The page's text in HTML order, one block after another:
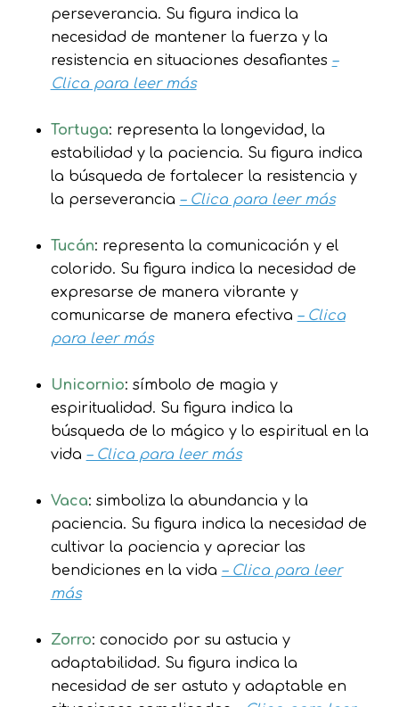
perseverancia. Su figura indica la
necesidad de mantener la fuerza y la
resistencia en situaciones desafiantes –
Clica para leer más
Tortuga: representa la longevidad, la
estabilidad y la paciencia. Su figura indica
la búsqueda de fortalecer la resistencia y
la perseverancia – Clica para leer más
Tucán: representa la comunicación y el
colorido. Su figura indica la necesidad de
expresarse de manera vibrante y
comunicarse de manera efectiva – Clica
para leer más
Unicornio: símbolo de magia y
espiritualidad. Su figura indica la
búsqueda de lo mágico y lo espiritual en la
vida – Clica para leer más
Vaca: simboliza la abundancia y la
paciencia. Su figura indica la necesidad de
cultivar la paciencia y apreciar las
bendiciones en la vida – Clica para leer
más
Zorro: conocido por su astucia y
adaptabilidad. Su figura indica la
necesidad de ser astuto y adaptable en